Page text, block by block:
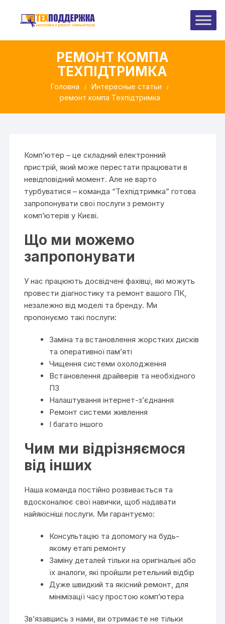
РЕМОНТ КОМПА
ТЕХПІДТРИМКА
Головна
Интересные статьи
ремонт компа Техпідтримка
Комп’ютер – це складний електронний
пристрій, який може перестати працювати в
невідповідний момент. Але не варто
турбуватися – команда “Техпідтримка” готова
запропонувати свої послуги з ремонту
комп’ютерів у Києві.
Що ми можемо
запропонувати
У нас працюють досвідчені фахівці, які можуть
провести діагностику та ремонт вашого ПК,
незалежно від моделі та бренду. Ми
пропонуємо такі послуги:
Заміна та встановлення жорстких дисків
та оперативної пам’яті
Чищення системи охолодження
Встановлення драйверів та необхідного
ПЗ
Налаштування інтернет-з’єднання
Ремонт системи живлення
І багато іншого
Чим ми відрізняємося
від інших
Наша команда постійно розвивається та
вдосконалює свої навички, щоб надавати
найякісніші послуги. Ми гарантуємо:
Консультацію та допомогу на будь-
якому етапі ремонту
Заміну деталей тільки на оригінальні або
їх аналоги, які пройшли ретельний відбір
Дуже швидкий та якісний ремонт, для
мінімізації часу простою комп’ютера
Зв’язавшись з нами, ви отримаєте не тільки